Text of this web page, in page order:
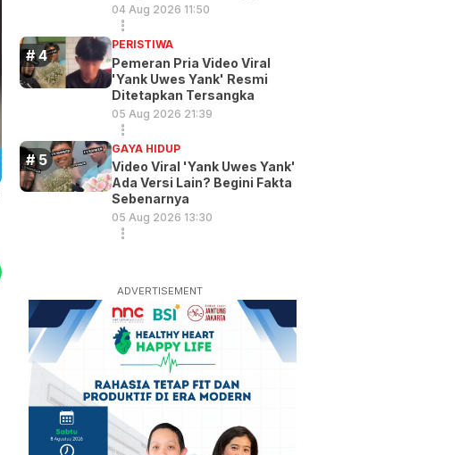
04 Aug 2026 11:50
PERISTIWA
Pemeran Pria Video Viral
'Yank Uwes Yank' Resmi
Ditetapkan Tersangka
05 Aug 2026 21:39
GAYA HIDUP
Video Viral 'Yank Uwes Yank'
Ada Versi Lain? Begini Fakta
Sebenarnya
05 Aug 2026 13:30
ADVERTISEMENT